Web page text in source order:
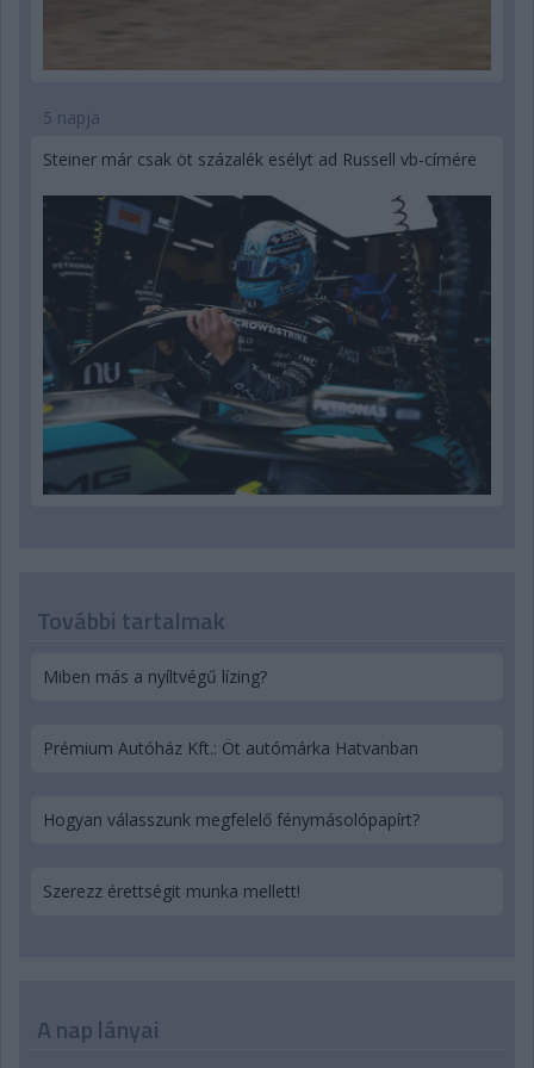
5 napja
Steiner már csak öt százalék esélyt ad Russell vb-címére
További tartalmak
Miben más a nyíltvégű lízing?
Prémium Autóház Kft.: Öt autómárka Hatvanban
Hogyan válasszunk megfelelő fénymásolópapírt?
Szerezz érettségit munka mellett!
A nap lányai